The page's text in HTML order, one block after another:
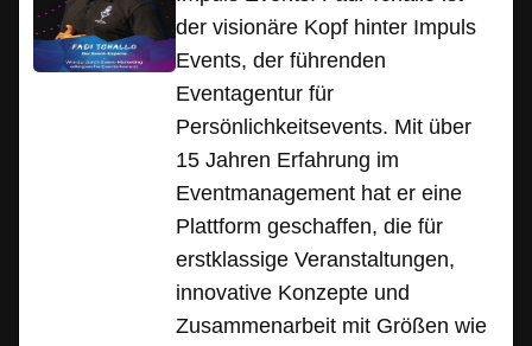
der visionäre Kopf hinter Impuls
Events, der führenden
Eventagentur für
Persönlichkeitsevents. Mit über
15 Jahren Erfahrung im
Eventmanagement hat er eine
Plattform geschaffen, die für
erstklassige Veranstaltungen,
innovative Konzepte und
Zusammenarbeit mit Größen wie